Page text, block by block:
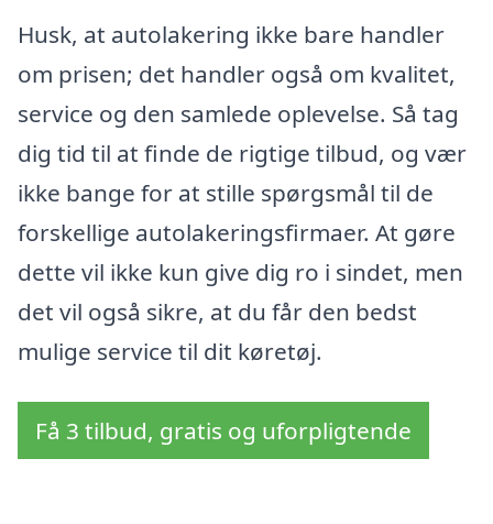
Husk, at autolakering ikke bare handler
om prisen; det handler også om kvalitet,
service og den samlede oplevelse. Så tag
dig tid til at finde de rigtige tilbud, og vær
ikke bange for at stille spørgsmål til de
forskellige autolakeringsfirmaer. At gøre
dette vil ikke kun give dig ro i sindet, men
det vil også sikre, at du får den bedst
mulige service til dit køretøj.
Få 3 tilbud, gratis og uforpligtende